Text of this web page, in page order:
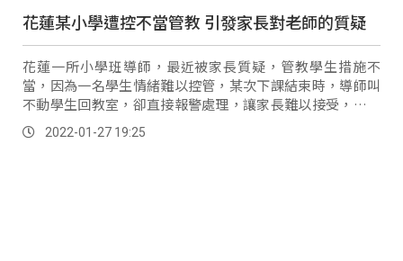
花蓮某小學遭控不當管教 引發家長對老師的質疑
花蓮一所小學班導師，最近被家長質疑，管教學生措施不
當，因為一名學生情緒難以控管，某次下課結束時，導師叫
不動學生回教室，卻直接報警處理，讓家長難以接受，認為
簡直把學童當罪犯處理，對於這名學童的管教爭議，...。
2022-01-27 19:25